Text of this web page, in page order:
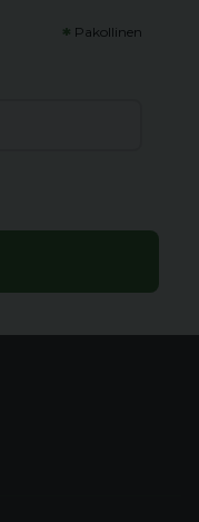
* Pakollinen